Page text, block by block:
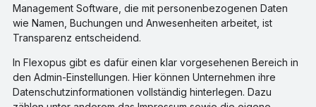
Management Software, die mit personenbezogenen Daten
wie Namen, Buchungen und Anwesenheiten arbeitet, ist
Transparenz entscheidend.
In Flexopus gibt es dafür einen klar vorgesehenen Bereich in
den Admin-Einstellungen. Hier können Unternehmen ihre
Datenschutzinformationen vollständig hinterlegen. Dazu